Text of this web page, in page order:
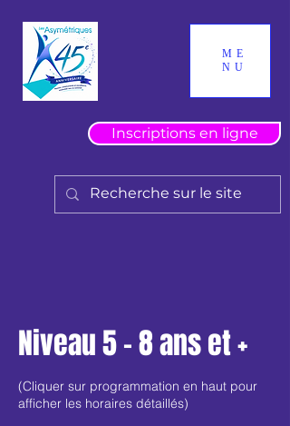
ME
NU
Inscriptions en ligne
Niveau 5 - 8 ans et +
(Cliquer sur programmation en haut pour
afficher les horaires détaillés)